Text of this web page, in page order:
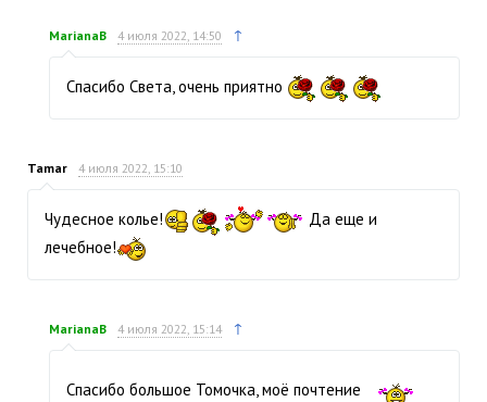
MarianaB 4 июля 2022, 14:50 ↑
Спасибо Света, очень приятно
Tamar 4 июля 2022, 15:10
Чудесное колье!
Да еще и
лечебное!
MarianaB 4 июля 2022, 15:14 ↑
Спасибо большое Томочка, моё почтение